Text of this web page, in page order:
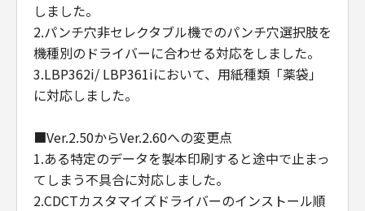
しました。
2.パンチ穴非セレクタブル機でのパンチ穴選択肢を
機種別のドライバーに合わせる対応をしました。
3.LBP362i/ LBP361iにおいて、用紙種類「薬袋」
に対応しました。
■Ver.2.50からVer.2.60への変更点
1.ある特定のデータを製本印刷すると途中で止まっ
てしまう不具合に対応しました。
2.CDCTカスタマイズドライバーのインストール順